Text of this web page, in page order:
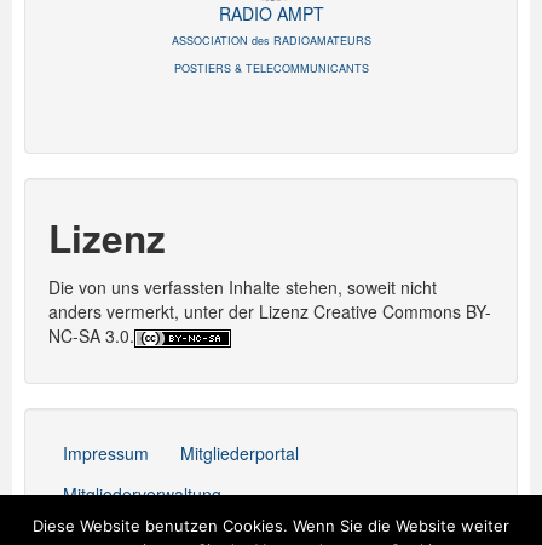
RADIO AMPT
ASSOCIATION des RADIOAMATEURS
POSTIERS & TELECOMMUNICANTS
Lizenz
Die von uns verfassten Inhalte stehen, soweit nicht
anders vermerkt, unter der Lizenz Creative Commons BY-
NC-SA 3.0.
Impressum
Mitgliederportal
Mitgliederverwaltung
Stolz präsentiert von WordPress
Diese Website benutzen Cookies. Wenn Sie die Website weiter